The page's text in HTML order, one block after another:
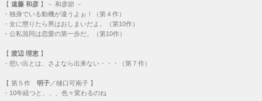
【 遠藤 和彦 】－ 和彦節 －
・ 独身でいる動機が違うよぉ！（第４作）
・ 女に懲りたら男はおしまいだよ。（第10作）
・ 公私混同は恋愛の第一歩だ。（第10作）
【 渡辺 理恵 】
・ 想い出とは、さよなら出来ない・・・（第７作）
【 第５作 明子／樋口可南子 】
・ 10年経つと、、、色々変わるのね